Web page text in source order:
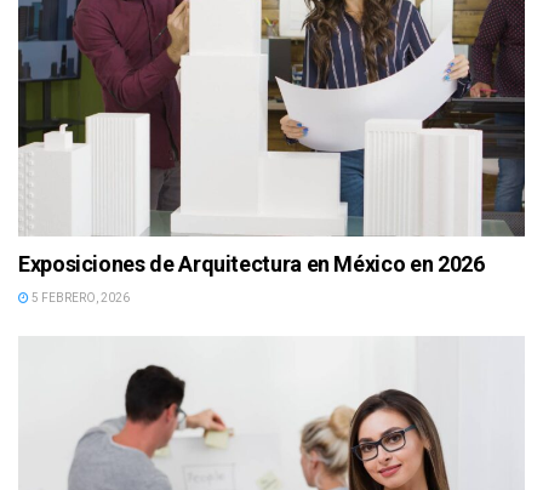
Exposiciones de Arquitectura en México en 2026
5 FEBRERO, 2026